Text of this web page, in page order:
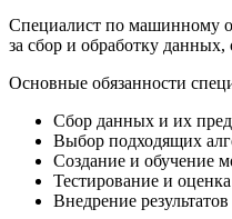
Специалист по машинному
за сбор и обработку
Основные обязанности
Сбор данных и их
Выбор подходящих
Создание и обучение
Тестирование и
Внедрение